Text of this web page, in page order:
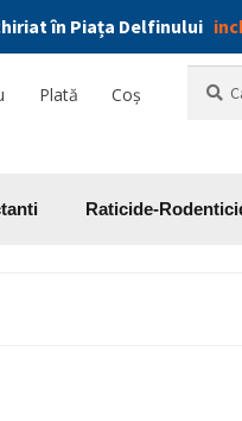
în Piața Delfinului
Plată Coș
după:
Caută
Raticide-